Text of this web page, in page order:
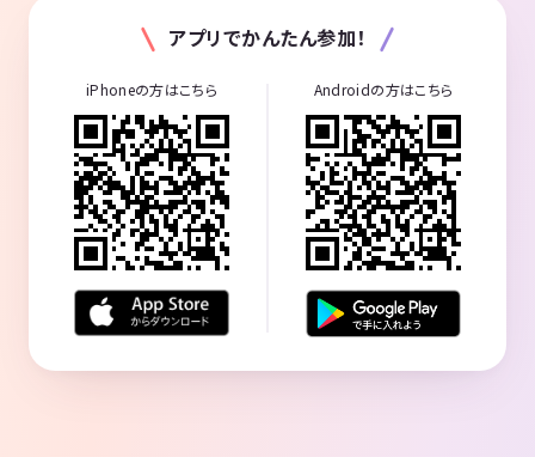
アプリでかんたん参加！
iPhoneの方はこちら Androidの方はこちら